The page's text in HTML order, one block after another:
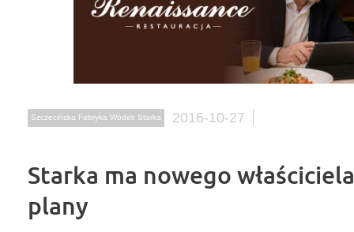
Szczecińska Fabryka Wódek Starka 2016-10-27
Starka ma nowego
plany